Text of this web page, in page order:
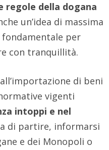
regole della dogana
un’idea di massima
per
con tranquillità.
di beni
vigenti
intoppi e nel
di partire, informarsi
e dei Monopoli o